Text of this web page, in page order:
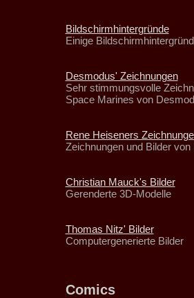
Bildschirmhintergründe
Einige
Desmodus' Zeichnungen
Sehr stimmungsvolle
Space Marines von
Rene Heiseners
Zeichnungen und Bilder
Christian Mauck's Bilder
Gerenderte 3D-Modelle
Thomas Nitz' Bilder
Computergenerierte Bilder
Comics